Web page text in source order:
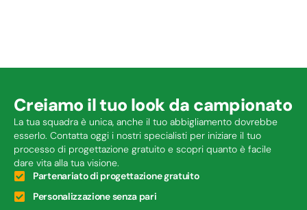
Creiamo il tuo look da campionato
La tua squadra è unica, anche il tuo abbigliamento dovrebbe
esserlo. Contatta oggi i nostri specialisti per iniziare il tuo
processo di progettazione gratuito e scopri quanto è facile
dare vita alla tua visione.
Partenariato di progettazione gratuito
Personalizzazione senza pari